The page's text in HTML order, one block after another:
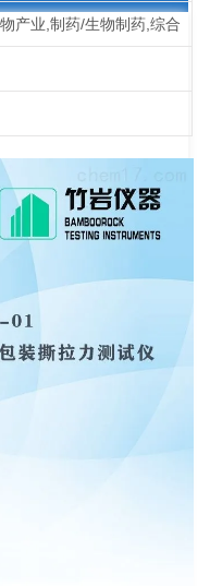
产业,制药/生物制药,综合